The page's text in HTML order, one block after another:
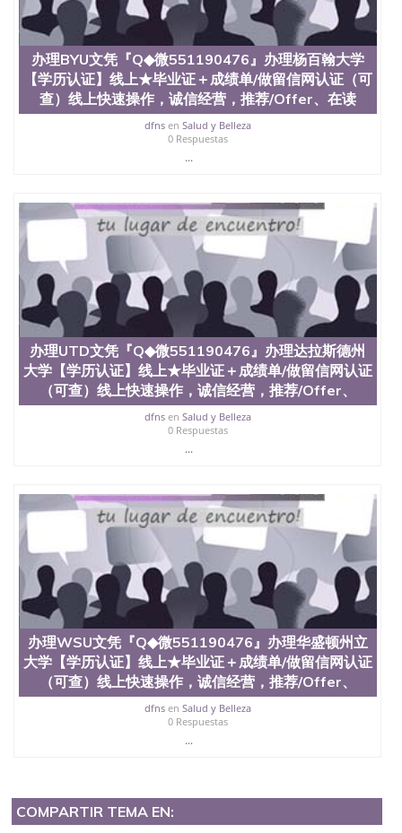
办理BYU文凭『Q◆微551190476』办理杨百翰大学
【学历认证】线上★毕业证＋成绩单/做留信网认证（可
查）线上快速操作，诚信经营，推荐/Offer、在读
dfnsen Salud y Belleza
0 Respuestas
...
办理UTD文凭『Q◆微551190476』办理达拉斯德州
大学【学历认证】线上★毕业证＋成绩单/做留信网认证
（可查）线上快速操作，诚信经营，推荐/Offer、
dfnsen Salud y Belleza
0 Respuestas
...
办理WSU文凭『Q◆微551190476』办理华盛顿州立
大学【学历认证】线上★毕业证＋成绩单/做留信网认证
（可查）线上快速操作，诚信经营，推荐/Offer、
dfnsen Salud y Belleza
0 Respuestas
...
COMPARTIR TEMA EN: